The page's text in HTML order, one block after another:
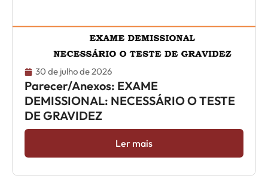
30 de julho de 2026
Parecer/Anexos: EXAME
DEMISSIONAL: NECESSÁRIO O TESTE
DE GRAVIDEZ
Ler mais